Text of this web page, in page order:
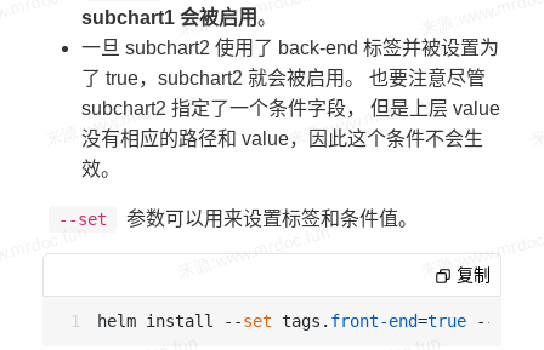
subchart1 会被启用。
一旦 subchart2 使用了 back-end 标签并被设置为
了 true，subchart2 就会被启用。 也要注意尽管
subchart2 指定了一个条件字段， 但是上层 value
没有相应的路径和 value，因此这个条件不会生
效。
--set 参数可以用来设置标签和条件值。
复制
helm install --set tags. front-end=true --